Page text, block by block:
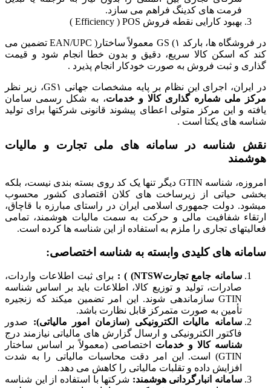
فرمت های کدینگ فراهم می سازد.
بهبود کارایی نقطه فروش Efficiency ) POS )
در فروشگاه ها، بارکد ۱) GS معمولاً ساختار( EAN/UPC تضمین می
کند که اسکن کالا سریع، دقیق و بدون خطا انجام شود و قیمت
گذاری و ثبت فروش به صورت خودکار انجام پذیرد .
در ایران، اجرای این نظام بر پایه مشخصات جهانی GS۱، زیر نظر
مرکز ملی شماره گذاری کالا و خدمات، به شکل رسمی سامان
یافته و این مرکز متولی اعطای پیشوند قانونی شرکتها برای تولید
شناسه های یکتا است .
نقش شناسه در سامانه های ملی تجارت و مالیات
هوشمند
امروزه، شناسه GTIN دیگر تنها یک کد روی بسته بندی نیست، بلکه
بخشی حیاتی از زیرساخت های کلان اقتصادی کشور محسوب
میشود. دولت جمهوری اسلامی ایران در راستای مبارزه با قاچاق،
ارتقاء شفافیت مالی و حرکت به سمت مالیات هوشمند، تمامی
فعالیتهای تجاری را ملزم به استفاده از این شناسه ها کرده است.
سامانه های کلیدی وابسته به شناسه اختصاصی:
سامانه جامع تجارتNTSW
) ) : برای ثبت اطلاعات واردات،
صادرات، تولید و توزیع کالا، اطلاعات باید بر اساس شناسه
GTIN سازماندهی شوند. این امر تضمین میکند که زنجیره
تأمین به صورت متمرکز قابل نظارت باشد.
سامانه مالیات الکترونیکی (سازمان امور مالیاتی): صدور
فاکتور الکترونیکی و ارسال گزارش های مالیاتی نیازمند درج
شناسه کالا و خدمات اختصاصی (معمولاً بر اساس ساختار
GTIN) است. این امر دقت محاسبات مالیاتی را به شدت
افزایش داده و تقلبات مالیاتی را کاهش می دهد.
سامانه انبارگردانی هوشمند: شرکتها با استفاده از این شناسه